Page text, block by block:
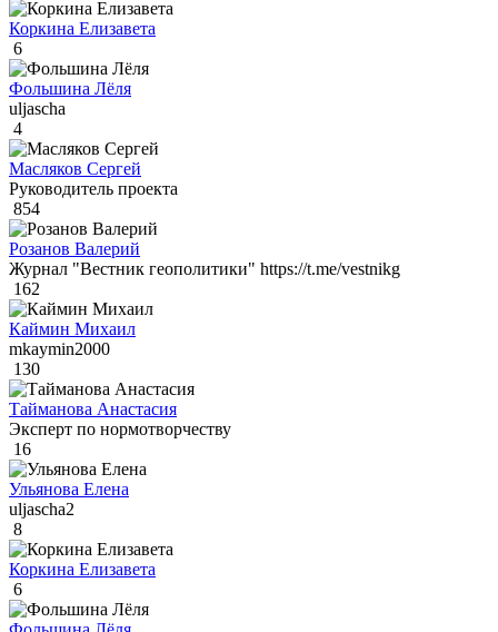
Коркина Елизавета
6
Фольшина Лёля
uljascha
4
Масляков Сергей
Руководитель проекта
854
Розанов Валерий
Журнал "Вестник геополитики" https://t.me/vestnikg
162
Каймин Михаил
mkaymin2000
130
Тайманова Анастасия
Эксперт по нормотворчеству
16
Ульянова Елена
uljascha2
8
Коркина Елизавета
6